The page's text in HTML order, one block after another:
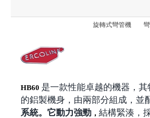
旋轉式彎管機
HB60 是一款性能卓越的機器，其
的鋁製機身，由兩部分組成，並
系統。它動力強勁 ，結構緊湊，